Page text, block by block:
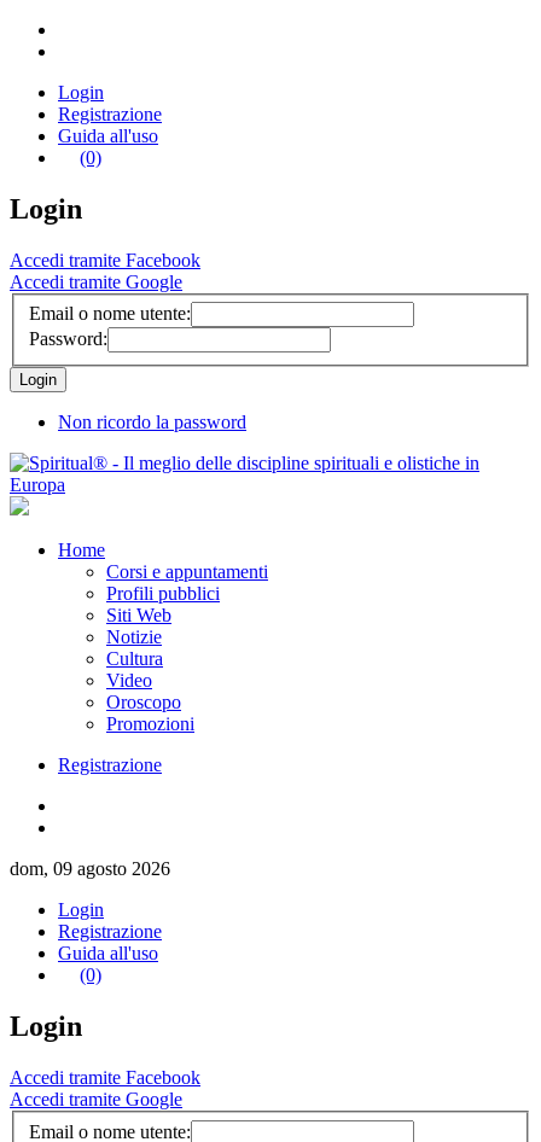
Login
Registrazione
Guida all'uso
(0)
Login
Accedi tramite Facebook
Accedi tramite Google
Email o nome utente:
Password:
Non ricordo la password
Home
Corsi e appuntamenti
Profili pubblici
Siti Web
Notizie
Cultura
Video
Oroscopo
Promozioni
Registrazione
dom, 09 agosto 2026
Login
Registrazione
Guida all'uso
(0)
Login
Accedi tramite Facebook
Accedi tramite Google
Email o nome utente: